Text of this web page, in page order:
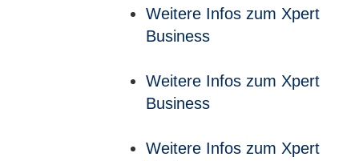
Weitere Infos zum Xpert
Business
Weitere Infos zum Xpert
Business
Weitere Infos zum Xpert